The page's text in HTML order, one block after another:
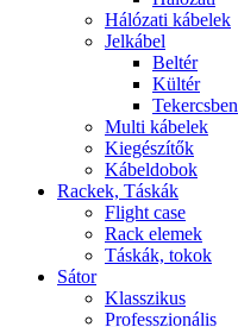
Hálózati kábelek
Jelkábel
Beltér
Kültér
Tekercsben
Multi kábelek
Kiegészítők
Kábeldobok
Rackek, Táskák
Flight case
Rack elemek
Táskák, tokok
Sátor
Klasszikus
Professzionális